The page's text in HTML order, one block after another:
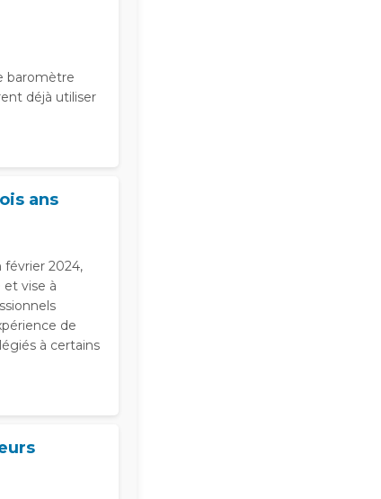
baromètre
déjà utiliser
ans
février 2024,
vise à
de
à certains